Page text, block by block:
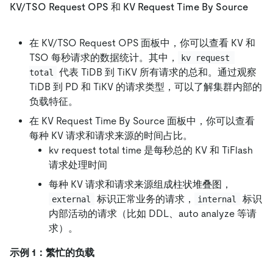
KV/TSO Request OPS 和 KV Request Time By Source
在 KV/TSO Request OPS 面板中，你可以查看 KV 和
TSO 每秒请求的数据统计。其中，
kv request
total
代表 TiDB 到 TiKV 所有请求的总和。通过观察
TiDB 到 PD 和 TiKV 的请求类型，可以了解集群内部的
负载特征。
在 KV Request Time By Source 面板中，你可以查看
每种 KV 请求和请求来源的时间占比。
kv request total time 是每秒总的 KV 和 TiFlash
请求处理时间
每种 KV 请求和请求来源组成柱状堆叠图，
external 标识正常业务的请求， internal
标识
内部活动的请求（比如 DDL、auto analyze 等请
求）。
示例 1：繁忙的负载